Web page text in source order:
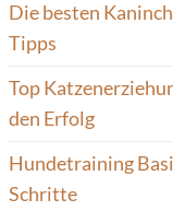
Die besten
Tipps
Top
den Erfolg
Hundetraining
Schritte